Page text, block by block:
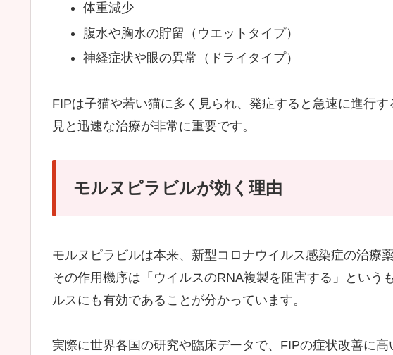
体重減少
腹水や胸水の貯留（ウエットタイプ）
神経症状や眼の異常（ドライタイプ）
FIPは子猫や若い猫に多く見られ、発症すると急速に進行
見と迅速な治療が非常に重要です。
モルヌピラビルが効く理由
モルヌピラビルは本来、新型コロナウイルス感染症の治療
その作用機序は「ウイルスのRNA複製を阻害する」という
ルスにも有効であることが分かっています。
実際に世界各国の研究や臨床データで、FIPの症状改善に高